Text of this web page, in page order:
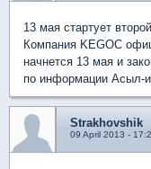
13 мая стартует
Компания KEGOC
начнется 13 мая и
по информации Асыл-
Strakhovshik
09 April 2013 -